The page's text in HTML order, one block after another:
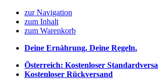
zur Navigation
zum Inhalt
zum Warenkorb
Deine Ernährung. Deine Regeln.
Österreich: Kostenloser
Kostenloser Rückversand